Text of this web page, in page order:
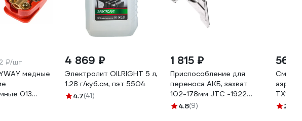
₽/шт
медные
013
4 869 ₽
Электролит OILRIGHT 5 л,
1.28 г/куб.см, пэт 5504
4.7(41)
1 815 ₽
Приспособление для
переноса АКБ, захват
102-178мм JTC -1922
694151
4.8(9)
565
2.7